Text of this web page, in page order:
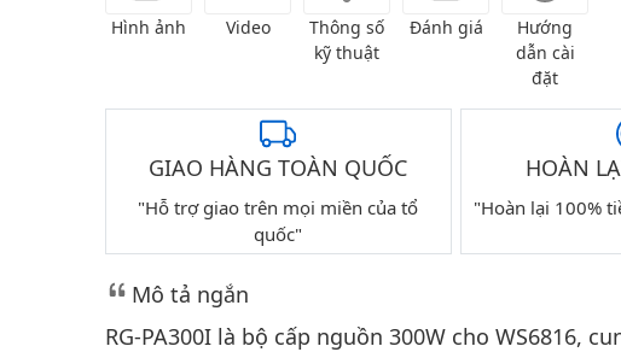
Hình ảnh Video
Thông số
kỹ thuật
Đánh giá
Hướng
dẫn cài
đặt
GIAO HÀNG TOÀN QUỐC
"Hỗ trợ giao trên mọi miền của tổ
quốc"
HOÀN
"Hoàn lại 100%
Mô tả ngắn
RG-PA300I là bộ cấp nguồn 300W cho WS6816,